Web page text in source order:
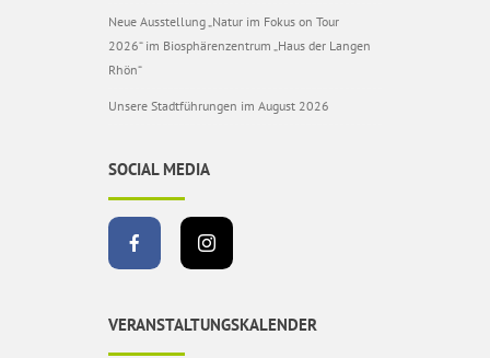
Neue Ausstellung „Natur im Fokus on Tour
2026“ im Biosphärenzentrum „Haus der Langen
Rhön“
Unsere Stadtführungen im August 2026
SOCIAL MEDIA
VERANSTALTUNGSKALENDER